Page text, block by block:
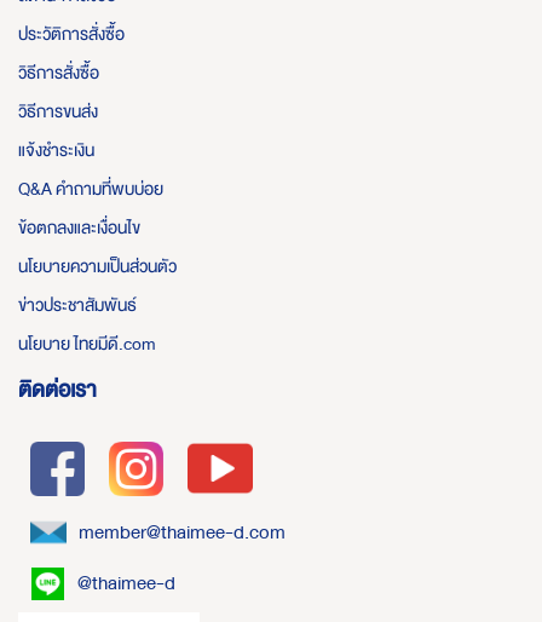
ประวัติการสั่งซื้อ
วิธีการสั่งซื้อ
วิธีการขนส่ง
แจ้งชำระเงิน
Q&A คำถามที่พบบ่อย
ข้อตกลงและเงื่อนไข
นโยบายความเป็นส่วนตัว
ข่าวประชาสัมพันธ์
นโยบาย ไทยมีดี.com
ติดต่อเรา
member@thaimee-d.com
@thaimee-d